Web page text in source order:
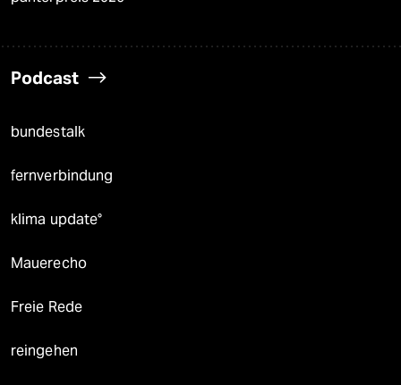
Podcast
bundestalk
fernverbindung
klima update°
Mauerecho
Freie Rede
reingehen